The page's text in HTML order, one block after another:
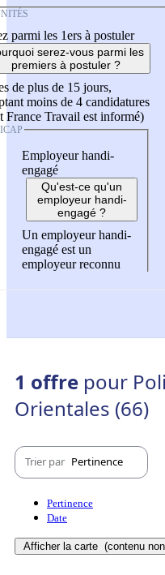
parmi les 1ers à postuler
serez-vous parmi les
premiers à postuler ?
de plus de 15 jours,
moins de 4 candidatures
France Travail est informé)
Employeur handi-
engagé
Qu'est-ce qu'un
employeur handi-
engagé ?
Un employeur handi-
engagé est un
employeur reconnu
1 offre pour
Orientales (66)
Trier par Pertinence
Pertinence
Date
Afficher la carte (contenu